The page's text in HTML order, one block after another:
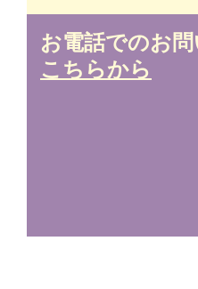
お電話でのお
こちらから